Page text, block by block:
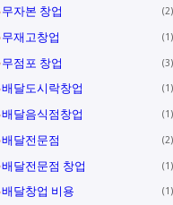
무자본 창업 2
무재고창업 1
무점포 창업 3
배달도시락창업 1
배달음식점창업 1
배달전문점 2
배달전문점 창업 1
배달창업 비용 1